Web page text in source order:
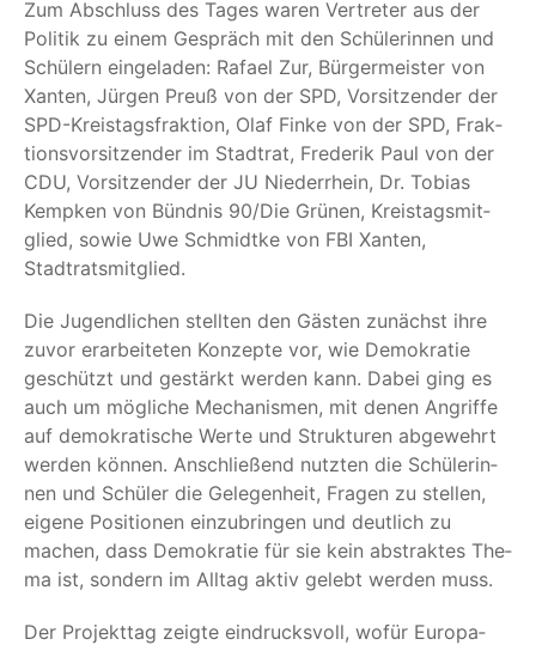
Zum Abschluss des Tages waren Ver­tre­ter aus der
Poli­tik zu einem Gespräch mit den Schü­le­rin­nen und
Schü­lern ein­ge­la­den: Rafa­el Zur, Bür­ger­meis­ter von
Xan­ten, Jür­gen Preuß von der SPD, Vor­sit­zen­der der
SPD-Kreis­tags­frak­ti­on, Olaf Fin­ke von der SPD, Frak­
ti­ons­vor­sit­zen­der im Stadt­rat, Fre­de­rik Paul von der
CDU, Vor­sit­zen­der der JU Nie­der­rhein, Dr. Tobi­as
Kemp­ken von Bünd­nis 90/​Die Grü­nen, Kreis­tags­mit­
glied, sowie Uwe Schmidt­ke von FBI Xan­ten,
Stadtratsmitglied.
Die Jugend­li­chen stell­ten den Gäs­ten zunächst ihre
zuvor erar­bei­te­ten Kon­zep­te vor, wie Demo­kra­tie
geschützt und gestärkt wer­den kann. Dabei ging es
auch um mög­li­che Mecha­nis­men, mit denen Angrif­fe
auf demo­kra­ti­sche Wer­te und Struk­tu­ren abge­wehrt
wer­den kön­nen. Anschlie­ßend nutz­ten die Schü­le­rin­
nen und Schü­ler die Gele­gen­heit, Fra­gen zu stel­len,
eige­ne Posi­tio­nen ein­zu­brin­gen und deut­lich zu
machen, dass Demo­kra­tie für sie kein abs­trak­tes The­
ma ist, son­dern im All­tag aktiv gelebt wer­den muss.
Der Pro­jekt­tag zeig­te ein­drucks­voll, wofür Euro­pa­